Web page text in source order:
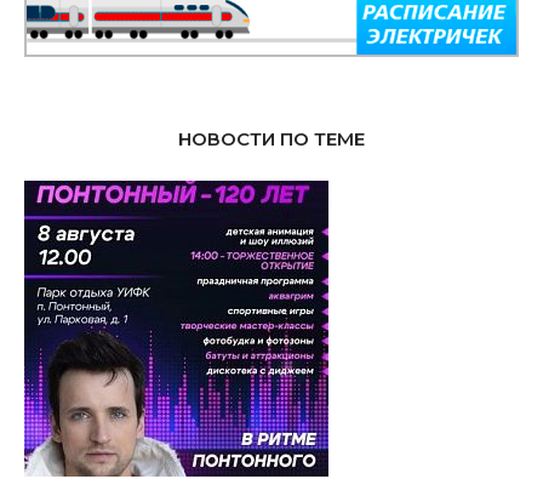
НОВОСТИ ПО ТЕМЕ